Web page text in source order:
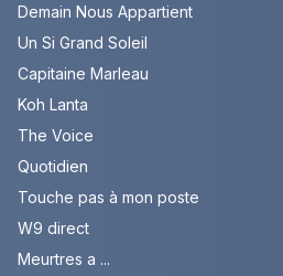
Demain Nous Appartient
Un Si Grand Soleil
Capitaine Marleau
Koh Lanta
The Voice
Quotidien
Touche pas à mon poste
W9 direct
Meurtres a ...